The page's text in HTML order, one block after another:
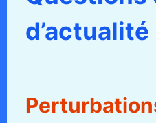
d’actualité